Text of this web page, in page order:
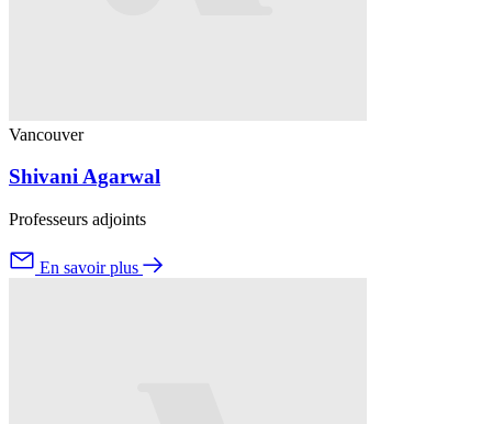
Vancouver
Shivani Agarwal
Professeurs adjoints
En savoir plus